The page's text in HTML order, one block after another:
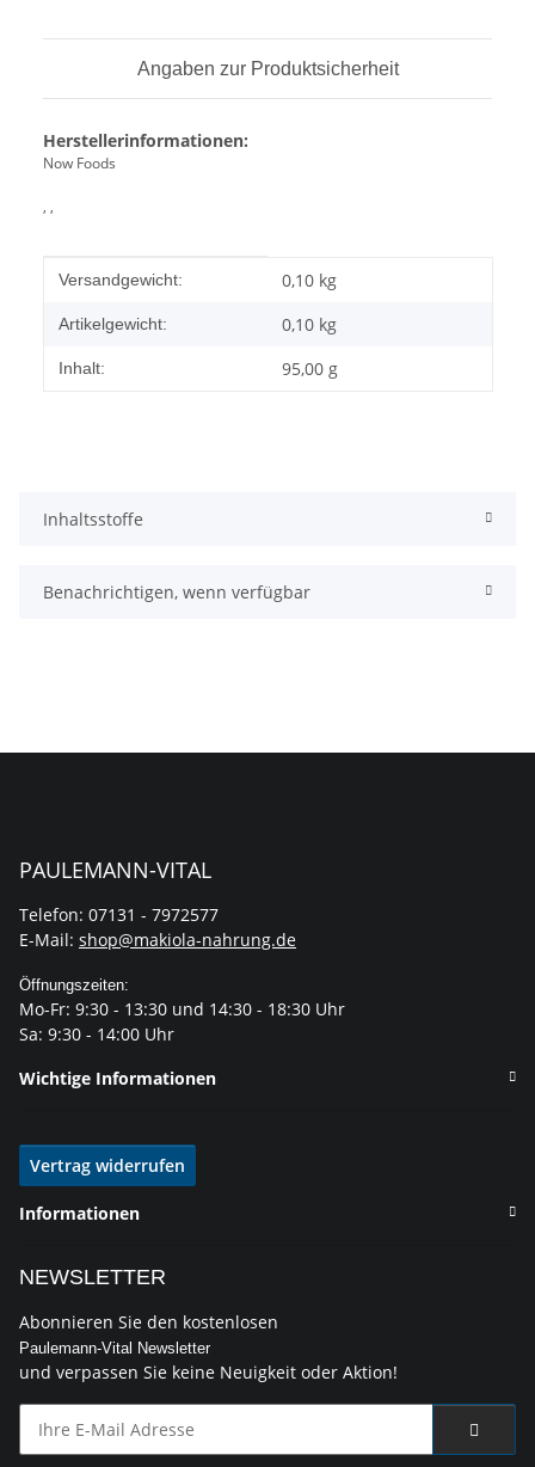
Angaben zur Produktsicherheit
Herstellerinformationen:
Now Foods
, ,
Produkteigenschaft
Wert
Versandgewicht: 0,10 kg
Artikelgewicht: 0,10 kg
Inhalt: 95,00 g
Inhaltsstoffe
Benachrichtigen, wenn verfügbar
PAULEMANN-VITAL
Telefon: 07131 - 7972577
E-Mail: shop@makiola-nahrung.de
Öffnungszeiten:
Mo-Fr: 9:30 - 13:30 und 14:30 - 18:30 Uhr
Sa: 9:30 - 14:00 Uhr
Wichtige Informationen
Vertrag widerrufen
Informationen
NEWSLETTER
Abonnieren Sie den kostenlosen
Paulemann-Vital Newsletter
und verpassen Sie keine Neuigkeit oder Aktion!